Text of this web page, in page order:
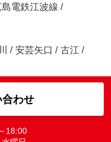
島電鉄江波線 /
/ 安芸矢口 / 古江 /
わせ
18:00